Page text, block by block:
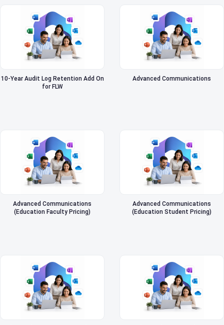
10-Year Audit Log Retention Add On
for FLW
Advanced Communications
Advanced Communications
(Education Faculty Pricing)
Advanced Communications
(Education Student Pricing)